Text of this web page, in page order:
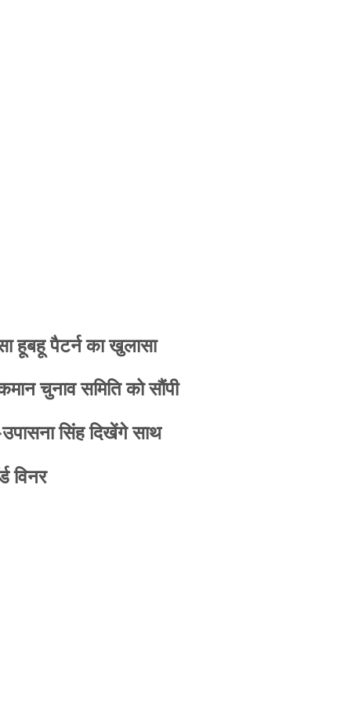
हूबहू पैटर्न का खुलासा
चुनाव समिति को सौंपी
उपासना सिंह दिखेंगे साथ
विनर